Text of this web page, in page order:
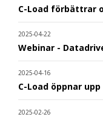
C-Load förbättrar
2025-04-22
Webinar -
2025-04-16
C-Load öppnar
2025-02-26